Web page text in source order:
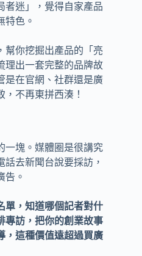
者迷」，覺得自家產品
特色。
幫你挖掘出產品的「亮
理出一套完整的品牌故
是在官網、社群還是廣
不再東拼西湊！
一塊。媒體圈是很講究
話去新聞台說要採訪，
告。
單，知道哪個記者對什
專訪，把你的創業故事
，這種價值遠超過買廣